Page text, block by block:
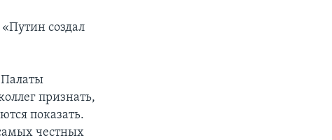
создал
Палаты
признать,
показать.
честных